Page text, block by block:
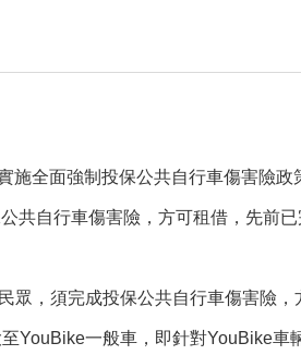
全面強制投保公共自行車傷害險政
共自行車傷害險，方可租借，先前
眾，須完成投保公共自行車傷害險
YouBike一般車，即針對YouBike車